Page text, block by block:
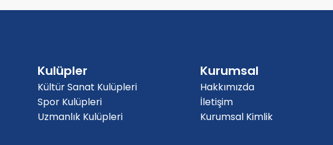
Kulüpler
Kültür Sanat Kulüpleri
Spor Kulüpleri
Uzmanlık Kulüpleri
Kurumsal
Hakkımızda
İletişim
Kurumsal Kimlik